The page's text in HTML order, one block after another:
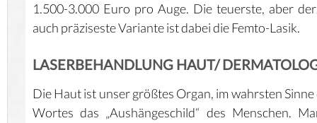
1.500-3.000 Euro pro Auge. Die teuerste, aber
auch präziseste Variante ist dabei die Femto-Lasik.
LASERBEHANDLUNG HAUT/
Die Haut ist unser größtes Organ, im wahrsten Sinne
Wortes das „Aushängeschild“ des Menschen.